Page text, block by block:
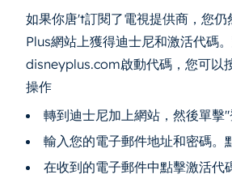
如果你唐't訂閱了電視提供商，您仍
Plus網站上獲得迪士尼和激活代碼
disneyplus.com啟動代碼，您可以
操作
轉到迪士尼加上網站，然後單擊
輸入您的電子郵件地址和密碼。
在收到的電子郵件中點擊激活代